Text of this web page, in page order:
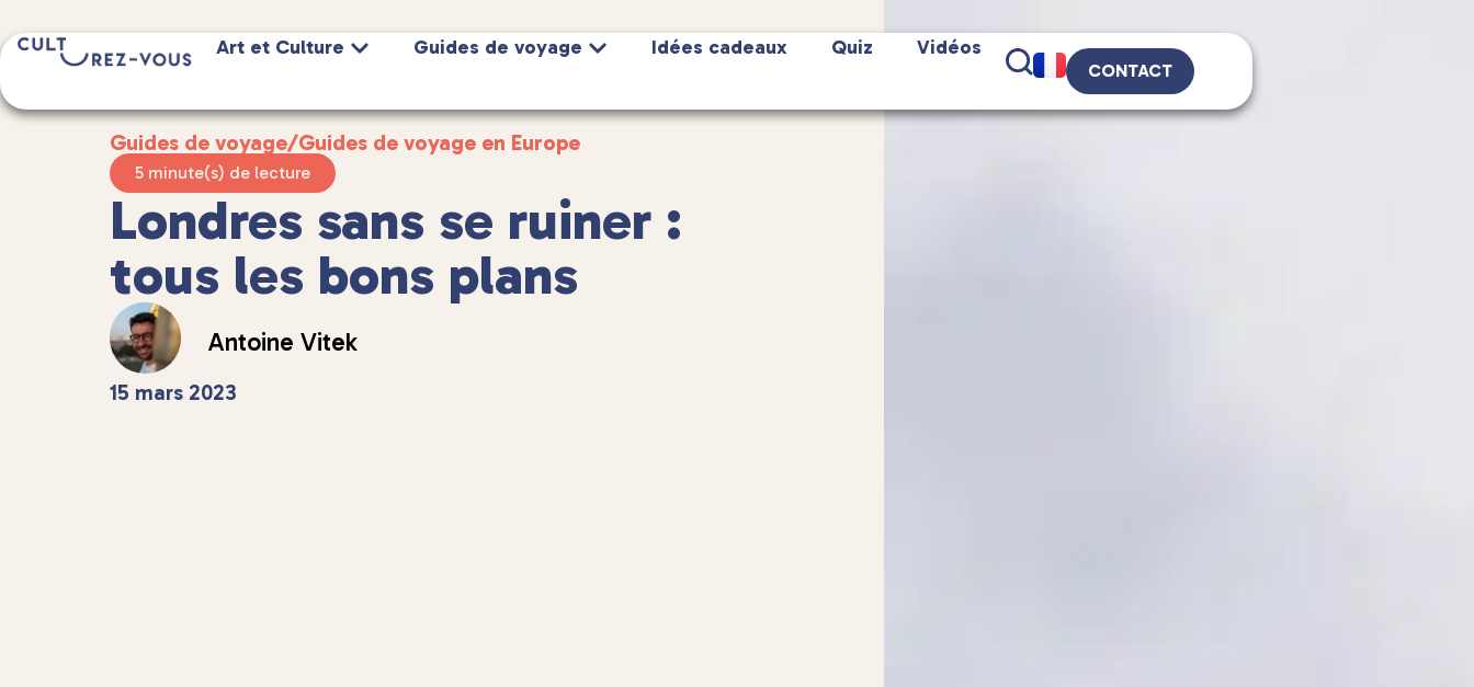
Art et Culture Guides de voyage Idées cadeaux Quiz Vidéos
CONTACT
Guides de voyage/Guides de voyage en Europe
5 minute(s) de lecture
Londres sans se ruiner :
tous les bons plans
Antoine Vitek
15 mars 2023